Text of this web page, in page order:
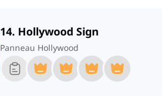
14. Hollywood Sign
Panneau Hollywood